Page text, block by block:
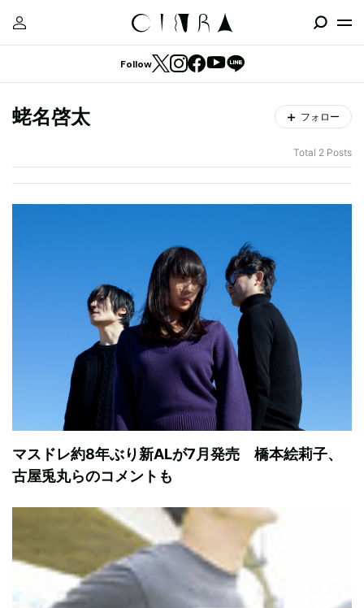
Follow
蛯名啓太 フォロー
Total 2 Posts
マスドレ約8年ぶり新ALが7月発売 橋本絵莉子、
古屋兎丸らのコメントも